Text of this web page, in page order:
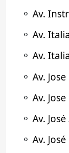
⚬ Av.
⚬ Av.
⚬ Av.
⚬ Av.
⚬ Av.
⚬ Av.
⚬ Av.